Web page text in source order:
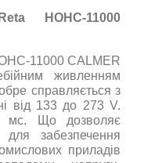
НОНС-11000
11000 CALMER
живленням
справляється з
від 133 до 273 V.
мс. Що дозволяє
для забезпечення
приладів